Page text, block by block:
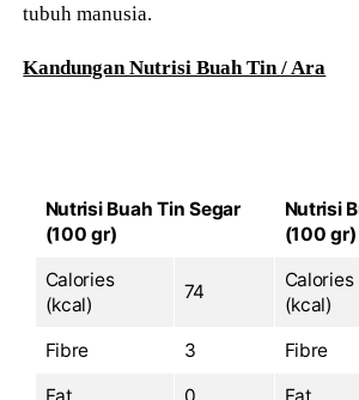
tubuh manusia.
Kandungan Nutrisi Buah Tin / Ara
Nutrisi Buah Tin Segar
(100 gr)
Nutrisi
(100 gr)
Calories
(kcal)
74
Calories
(kcal)
Fibre 3 Fibre
Fat
0 Fat